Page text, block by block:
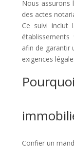
Nous assurons
des actes
Ce suivi inclut
afin de garantir
exigences
Confier un